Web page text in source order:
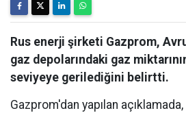
Rus enerji şirketi Gazprom,
gaz depolarındaki gaz
seviyeye gerilediğini belirtti.
Gazprom'dan yapılan